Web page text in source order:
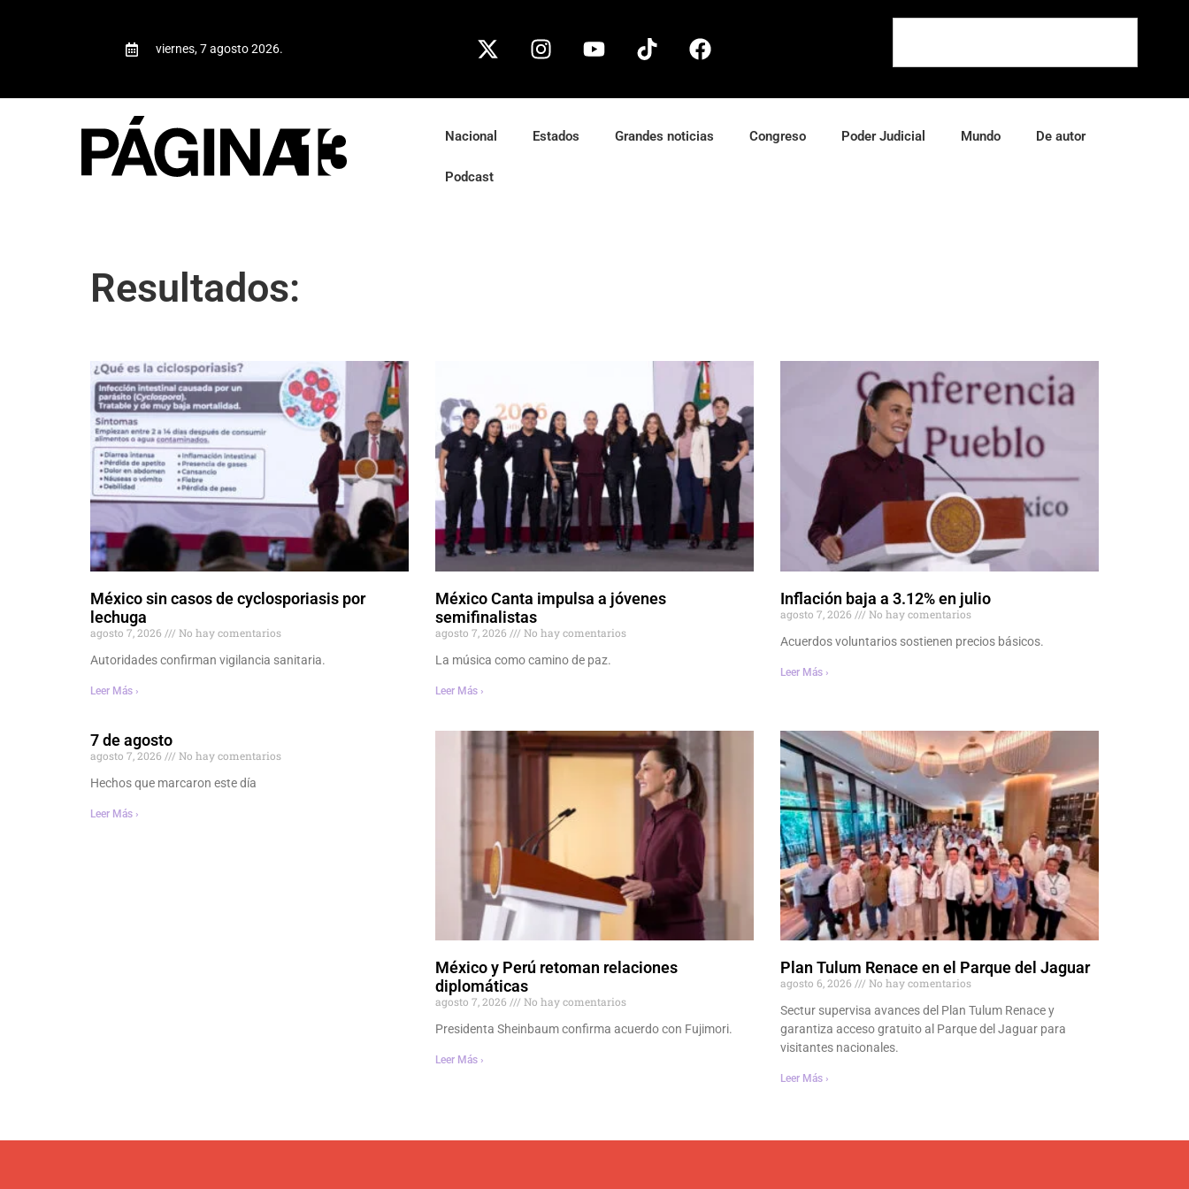
viernes, 7 agosto 2026.
Nacional Estados Grandes noticias Congreso Poder Judicial Mundo De autor
Podcast
Resultados:
México sin casos de cyclosporiasis por
lechuga
agosto 7, 2026
No hay comentarios
Autoridades confirman vigilancia sanitaria.
Leer Más ›
México Canta impulsa a jóvenes
semifinalistas
agosto 7, 2026
No hay comentarios
La música como camino de paz.
Leer Más ›
Inflación baja a 3.12% en julio
agosto 7, 2026
No hay comentarios
Acuerdos voluntarios sostienen precios básicos.
Leer Más ›
7 de agosto
agosto 7, 2026
No hay comentarios
Hechos que marcaron este día
Leer Más ›
México y Perú retoman relaciones
diplomáticas
agosto 7, 2026
No hay comentarios
Presidenta Sheinbaum confirma acuerdo con Fujimori.
Leer Más ›
Plan Tulum Renace en el Parque del Jaguar
agosto 6, 2026
No hay comentarios
Sectur supervisa avances del Plan Tulum Renace y
garantiza acceso gratuito al Parque del Jaguar para
visitantes nacionales.
Leer Más ›